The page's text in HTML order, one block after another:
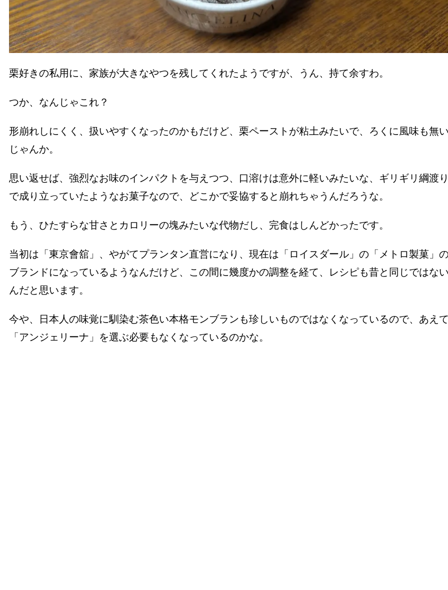
栗好きの私用に、家族が大きなやつを残してくれたようですが、うん、持て余すわ。
つか、なんじゃこれ？
形崩れしにくく、扱いやすくなったのかもだけど、栗ペーストが粘土みたいで、ろくに風味も無い
じゃんか。
思い返せば、強烈なお味のインパクトを与えつつ、口溶けは意外に軽いみたいな、ギリギリ綱渡り
で成り立っていたようなお菓子なので、どこかで妥協すると崩れちゃうんだろうな。
もう、ひたすらな甘さとカロリーの塊みたいな代物だし、完食はしんどかったです。
当初は「東京會舘」、やがてプランタン直営になり、現在は「ロイスダール」の「メトロ製菓」の
ブランドになっているようなんだけど、この間に幾度かの調整を経て、レシピも昔と同じではない
んだと思います。
今や、日本人の味覚に馴染む茶色い本格モンブランも珍しいものではなくなっているので、あえて
「アンジェリーナ」を選ぶ必要もなくなっているのかな。